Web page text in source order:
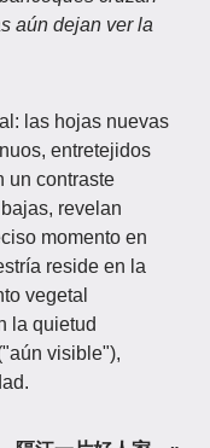
aún dejan ver la
las hojas nuevas
entretejidos
un contraste
revelan
momento en
reside en la
vegetal
la quietud
visible"),